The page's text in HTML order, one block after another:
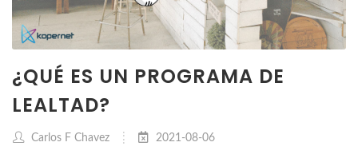
¿QUÉ ES UN PROGRAMA DE
LEALTAD?
Carlos F Chavez 2021-08-06